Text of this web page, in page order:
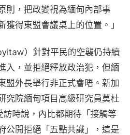
則，把政變視為緬甸內部事
獲得東盟會議桌上的位置。」
）針對平民的空襲仍持續
入，並拒絕釋放政治犯，但緬
盟外長舉行非正式會晤。新加
究院緬甸項目高級研究員莫杜
時說，內比都期待「接觸等
公開拒絕「五點共識」，這是